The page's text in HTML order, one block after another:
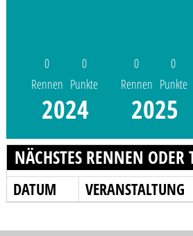
0
Rennen
0
Punkte
2024
0
Rennen
0
Punkte
2025
NÄCHSTES RENNEN
DATUM VERANSTALTUNG